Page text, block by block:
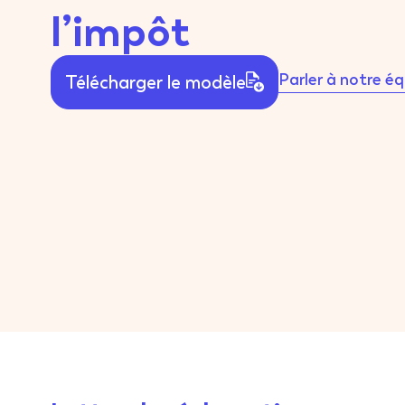
l’impôt
Télécharger le modèle Parler à notre